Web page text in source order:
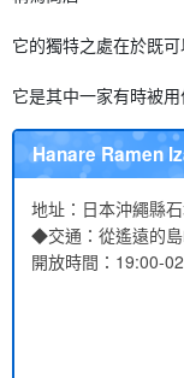
它的獨特之處在於既
它是其中一家有時被
Hanare Ramen
地址：日本沖繩縣
◆交通：從遙遠的島
開放時間：19:00-